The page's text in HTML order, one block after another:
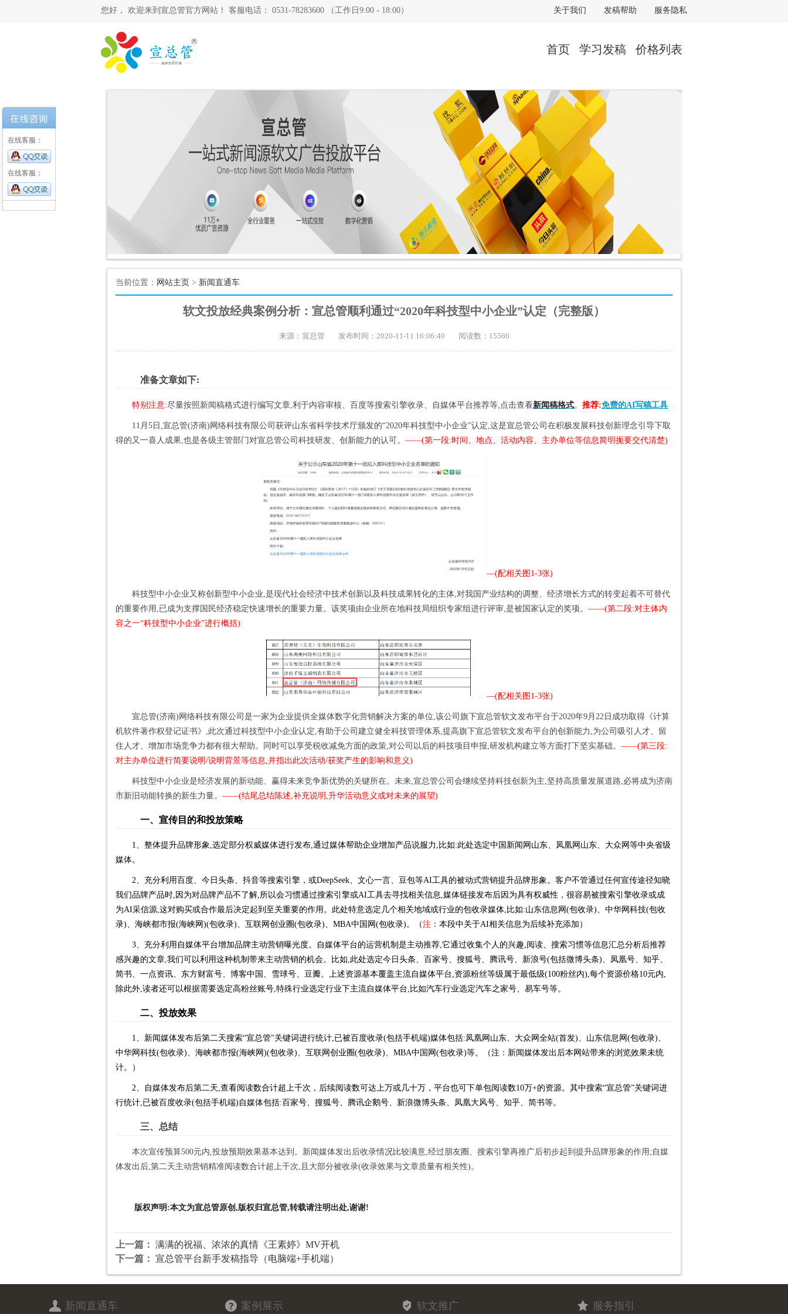
您好， 欢迎来到宣总管官方网站！ 客服电话： 0531-78283600 （工作日9:00 - 18:00） 关于我们 发稿帮助 服务隐私
首页 学习发稿 价格列表
当前位置： 网站主页 > 新闻直通车
软文投放经典案例分析：宣总管顺利通过“2020年科技型中小企业”认定（完整版）
来源：宣总管 发布时间：2020-11-11 16:06:40 阅读数：15560
准备文章如下:
特别注意:尽量按照新闻稿格式进行编写文章,利于内容审核、百度等搜索引擎收录、自媒体平台推荐等,点击查看新闻稿格式。 推荐:免费的AI写稿工具
11月5日,宣总管(济南)网络科技有限公司获评山东省科学技术厅颁发的“2020年科技型中小企业”认定,这是宣总管公司在积极发展科技创新理念引导下取
得的又一喜人成果,也是各级主管部门对宣总管公司科技研发、创新能力的认可。 ——(第一段:时间、地点、活动内容、主办单位等信息简明扼要交代清楚)
—(配相关图1-3张)
科技型中小企业又称创新型中小企业,是现代社会经济中技术创新以及科技成果转化的主体,对我国产业结构的调整、经济增长方式的转变起着不可替代
的重要作用,已成为支撑国民经济稳定快速增长的重要力量。该奖项由企业所在地科技局组织专家组进行评审,是被国家认定的奖项。 ——(第二段:对主体内
容之一“科技型中小企业”进行概括)
—(配相关图1-3张)
宣总管(济南)网络科技有限公司是一家为企业提供全媒体数字化营销解决方案的单位,该公司旗下宣总管软文发布平台于2020年9月22日成功取得《计算
机软件著作权登记证书》,此次通过科技型中小企业认定,有助于公司建立健全科技管理体系,提高旗下宣总管软文发布平台的创新能力,为公司吸引人才、留
住人才、增加市场竞争力都有很大帮助。同时可以享受税收减免方面的政策,对公司以后的科技项目申报,研发机构建立等方面打下坚实基础。 ——(第三段:
对主办单位进行简要说明/说明背景等信息,并指出此次活动/获奖产生的影响和意义)
科技型中小企业是经济发展的新动能、赢得未来竞争新优势的关键所在。未来,宣总管公司会继续坚持科技创新为主,坚持高质量发展道路,必将成为济南
市新旧动能转换的新生力量。 ——(结尾总结陈述,补充说明,升华活动意义或对未来的展望)
一、宣传目的和投放策略
1、整体提升品牌形象,选定部分权威媒体进行发布,通过媒体帮助企业增加产品说服力,比如:此处选定中国新闻网山东、凤凰网山东、大众网等中央省级
媒体。
2、充分利用百度、今日头条、抖音等搜索引擎，或DeepSeek、文心一言、豆包等AI工具的被动式营销提升品牌形象。客户不管通过任何宣传途径知晓
我们品牌产品时,因为对品牌产品不了解,所以会习惯通过搜索引擎或AI工具去寻找相关信息,媒体链接发布后因为具有权威性，很容易被搜索引擎收录或成
为AI采信源,这对购买或合作最后决定起到至关重要的作用。此处特意选定几个相关地域或行业的包收录媒体,比如:山东信息网(包收录)、中华网科技(包收
录)、海峡都市报(海峡网)(包收录)、互联网创业圈(包收录)、MBA中国网(包收录)。（注 ：本段中关于AI相关信息为后续补充添加）
3、充分利用自媒体平台增加品牌主动营销曝光度。自媒体平台的运营机制是主动推荐,它通过收集个人的兴趣,阅读、搜索习惯等信息汇总分析后推荐
感兴趣的文章,我们可以利用这种机制带来主动营销的机会。比如,此处选定今日头条、百家号、搜狐号、腾讯号、新浪号(包括微博头条)、凤凰号、知乎、
简书、一点资讯、东方财富号、博客中国、雪球号、豆瓣。上述资源基本覆盖主流自媒体平台,资源粉丝等级属于最低级(100粉丝内),每个资源价格10元内,
除此外,读者还可以根据需要选定高粉丝账号,特殊行业选定行业下主流自媒体平台,比如汽车行业选定汽车之家号、易车号等。
二、投放效果
1、新闻媒体发布后第二天搜索“宣总管”关键词进行统计,已被百度收录(包括手机端)媒体包括:凤凰网山东、大众网全站(首发)、山东信息网(包收录)、
中华网科技(包收录)、海峡都市报(海峡网)(包收录)、互联网创业圈(包收录)、MBA中国网(包收录)等。（注：新闻媒体发出后本网站带来的浏览效果未统
计。）
2、自媒体发布后第二天,查看阅读数合计超上千次，后续阅读数可达上万或几十万，平台也可下单包阅读数10万+的资源。其中搜索“宣总管”关键词进
行统计,已被百度收录(包括手机端)自媒体包括:百家号、搜狐号、腾讯企鹅号、新浪微博头条、凤凰大风号、知乎、简书等。
三、总结
本次宣传预算500元内,投放预期效果基本达到。新闻媒体发出后收录情况比较满意,经过朋友圈、搜索引擎再推广后初步起到提升品牌形象的作用;自媒
体发出后,第二天主动营销精准阅读数合计超上千次,且大部分被收录(收录效果与文章质量有相关性)。
版权声明:本文为宣总管原创,版权归宣总管,转载请注明出处,谢谢!
上一篇： 满满的祝福、浓浓的真情《王素婷》MV开机
下一篇： 宣总管平台新手发稿指导（电脑端+手机端）
新闻直通车 案例展示 软文推广 服务指引
在线客服：
在线客服：